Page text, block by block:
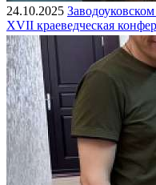
24.10.2025
XVII краеведческая